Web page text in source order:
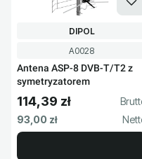
Kod produktu
A0028
Antena ASP-8 DVB-T/T2 z
symetryzatorem
PRODUCENT
DIPOL
Cena brutto
114,39 zł
Cena netto
93,00 zł